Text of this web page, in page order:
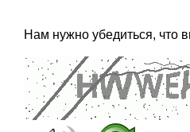
Нам нужно убедиться, что